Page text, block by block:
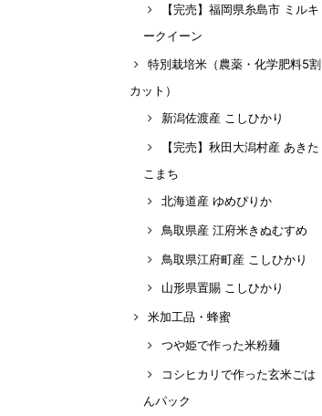
【完売】福岡県糸島市 ミルキ
ークイーン
特別栽培米（農薬・化学肥料5割
カット）
新潟佐渡産 こしひかり
【完売】秋田大潟村産 あきた
こまち
北海道産 ゆめぴりか
鳥取県産 江府米きぬむすめ
鳥取県江府町産 こしひかり
山形県置賜 こしひかり
米加工品・蜂蜜
つや姫で作った米粉麺
コシヒカリで作った玄米ごは
んパック